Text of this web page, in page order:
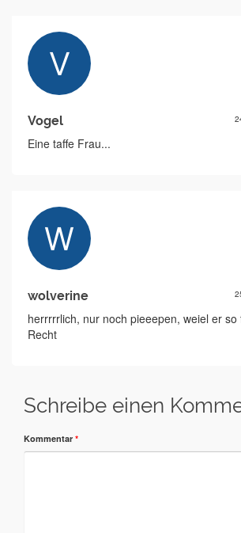
Vogel
Eine taffe Frau...
wolverine
herrrrrlich, nur noch pieeepen, weiel er
Recht
Schreibe einen
Kommentar *